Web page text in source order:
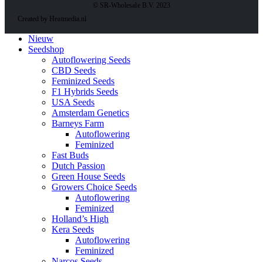
© SR-Wholesale B.V. 2023
Created by Heatmedia.nl
Nieuw
Seedshop
Autoflowering Seeds
CBD Seeds
Feminized Seeds
F1 Hybrids Seeds
USA Seeds
Amsterdam Genetics
Barneys Farm
Autoflowering
Feminized
Fast Buds
Dutch Passion
Green House Seeds
Growers Choice Seeds
Autoflowering
Feminized
Holland’s High
Kera Seeds
Autoflowering
Feminized